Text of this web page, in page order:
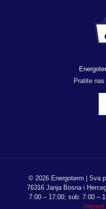
Pratite
© 2026 Energoterm | Sva
76316 Janja Bosna i
7:00 – 17:00; sub: 7:00 –